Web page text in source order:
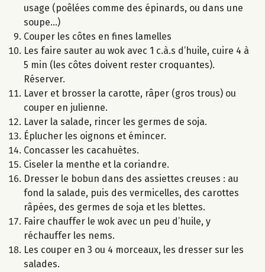
usage (poêlées comme des épinards, ou dans une
soupe...)
Couper les côtes en fines lamelles
Les faire sauter au wok avec 1 c.à.s d’huile, cuire 4 à
5 min (les côtes doivent rester croquantes).
Réserver.
Laver et brosser la carotte, râper (gros trous) ou
couper en julienne.
Laver la salade, rincer les germes de soja.
Éplucher les oignons et émincer.
Concasser les cacahuètes.
Ciseler la menthe et la coriandre.
Dresser le bobun dans des assiettes creuses : au
fond la salade, puis des vermicelles, des carottes
râpées, des germes de soja et les blettes.
Faire chauffer le wok avec un peu d’huile, y
réchauffer les nems.
Les couper en 3 ou 4 morceaux, les dresser sur les
salades.